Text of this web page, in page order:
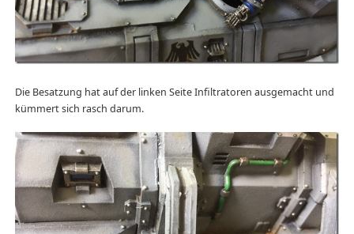
Die Besatzung hat auf der linken Seite Infiltratoren ausgemacht und
kümmert sich rasch darum.